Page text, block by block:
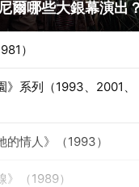
爾哪些大銀幕演出
）
》系列（1993、2001、
的情人》（1993）
》（1989）